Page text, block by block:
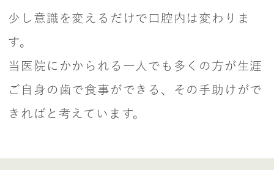
少し意識を変えるだけで口腔内は変わりま
す。
当医院にかかられる一人でも多くの方が生涯
ご自身の歯で食事ができる、その手助けがで
きればと考えています。